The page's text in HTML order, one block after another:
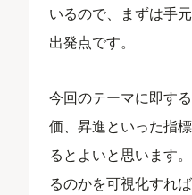
いるので、まずは手
出発点です。
今回のテーマに即す
価、昇進といった指
るとよいと思います
るのかを可視化すれ